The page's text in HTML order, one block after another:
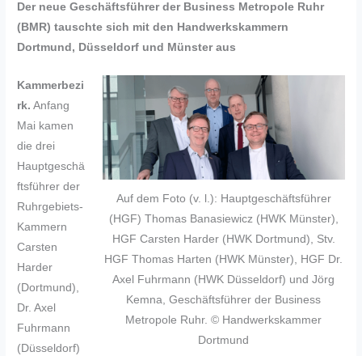
Der neue Geschäftsführer der Business Metropole Ruhr
(BMR) tauschte sich mit den Handwerkskammern
Dortmund, Düsseldorf und Münster aus
Auf dem Foto (v. l.): Hauptgeschäftsführer
(HGF) Thomas Banasiewicz (HWK Münster),
HGF Carsten Harder (HWK Dortmund), Stv.
HGF Thomas Harten (HWK Münster), HGF Dr.
Axel Fuhrmann (HWK Düsseldorf) und Jörg
Kemna, Geschäftsführer der Business
Metropole Ruhr. © Handwerkskammer
Dortmund
Kammerbezi
rk. Anfang
Mai kamen
die drei
Hauptgeschä
ftsführer der
Ruhrgebiets-
Kammern
Carsten
Harder
(Dortmund),
Dr. Axel
Fuhrmann
(Düsseldorf)